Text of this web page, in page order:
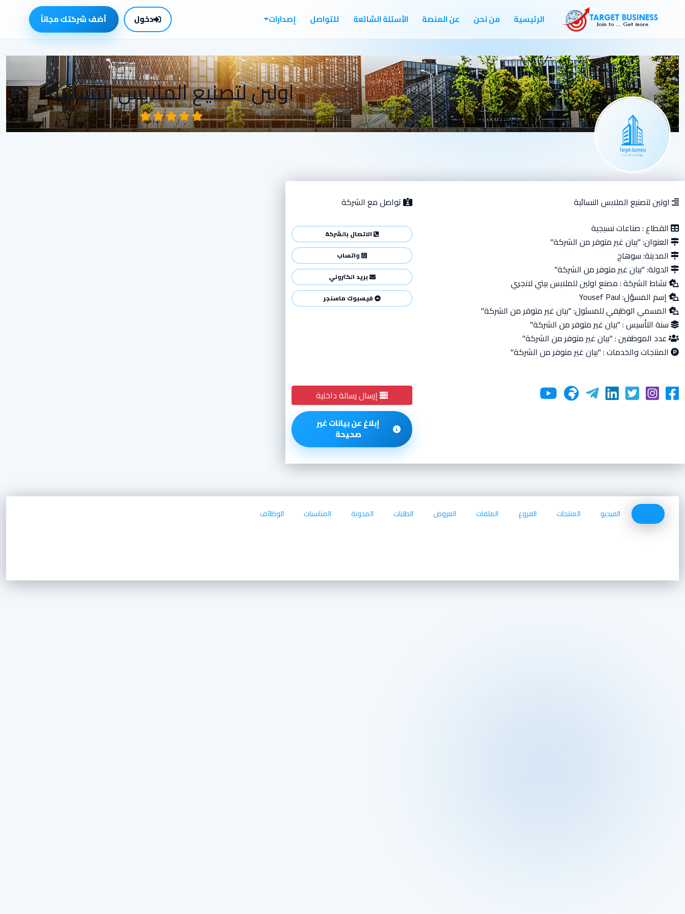
الرئيسية من نحن عن المنصة الأسئلة الشائعة للتواصل إصدارات دخول أضف شركتك مجاناً
اولين لتصنيع الملابس النسائية
اولين لتصنيع الملابس النسائية
القطاع :صناعات نسيجية
العنوان:"بيان غير متوفر من الشركة"
المدينة:سوهاج
الدولة:"بيان غير متوفر من الشركة"
نشاط الشركة :مصنع اولين للملابس بيتي لانجري
إسم المسؤل:Yousef Paul
المسمي الوظيفي للمسئول:"بيان غير متوفر من الشركة"
سنة التأسيس :"بيان غير متوفر من الشركة"
عدد الموظفين :"بيان غير متوفر من الشركة"
المنتجات والخدمات :"بيان غير متوفر من الشركة"
تواصل مع الشركة
الاتصال بالشركة
واتساب
بريد الكتروني
فيسبوك ماسنجر
إرسال رسالة داخلية
إبلاغ عن بيانات غير
صحيحة
الفيديو المنتجات الفروع الملفات العروض الطلبات المدونة المناسبات الوظائف